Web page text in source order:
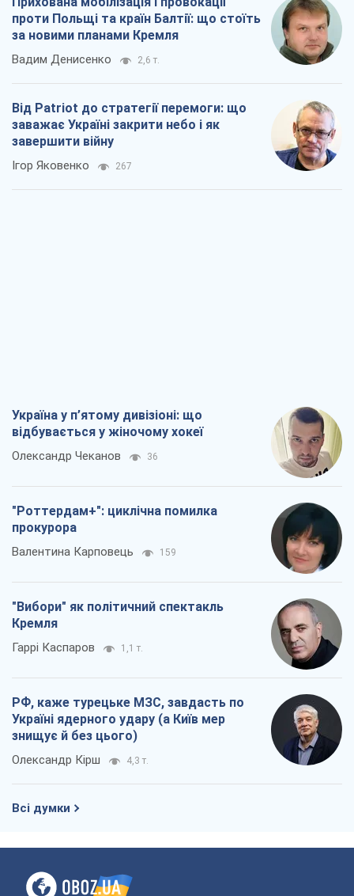
проти Польщі та країн Балтії: що стоїть
за новими планами Кремля
Вадим Денисенко 2,6 т.
Від Patriot до стратегії перемоги: що
заважає Україні закрити небо і як
завершити війну
Ігор Яковенко 267
Україна у п’ятому дивізіоні: що
відбувається у жіночому хокеї
Олександр Чеканов 36
"Роттердам+": циклічна помилка
прокурора
Валентина Карповець 159
"Вибори" як політичний спектакль
Кремля
Гаррі Каспаров 1,1 т.
РФ, каже турецьке МЗС, завдасть по
Україні ядерного удару (а Київ мер
знищує й без цього)
Олександр Кірш 4,3 т.
Всі думки